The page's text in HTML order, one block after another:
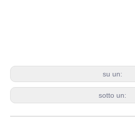
su un:
sotto un: